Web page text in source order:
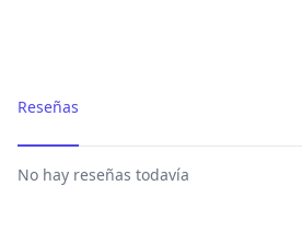
Reseñas
No hay reseñas todavía